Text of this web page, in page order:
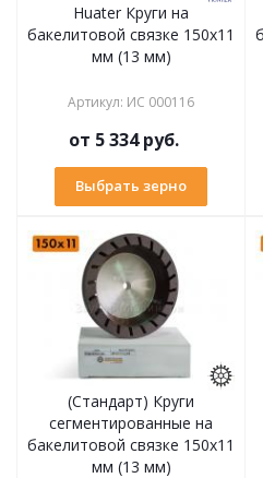
Huater Круги на
бакелитовой связке 150х11
мм (13 мм)
Артикул: ИС 000116
от 5 334 руб.
Выбрать зерно
(Стандарт) Круги
сегментированные на
бакелитовой связке 150х11
мм (13 мм)